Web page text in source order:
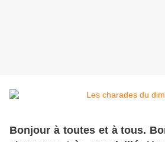
Bonjour à toutes et à tous.